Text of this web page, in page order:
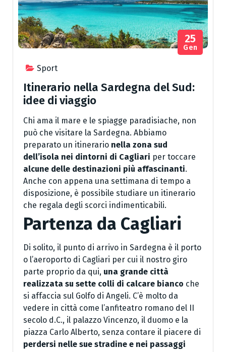
Sport
25
Gen
Itinerario nella Sardegna del Sud:
idee di viaggio
Chi ama il mare e le spiagge paradisiache, non
può che visitare la Sardegna. Abbiamo
preparato un itinerario nella zona sud
dell’isola nei dintorni di Cagliari per toccare
alcune delle destinazioni più affascinanti.
Anche con appena una settimana di tempo a
disposizione, è possibile studiare un itinerario
che regala degli scorci indimenticabili.
Partenza da Cagliari
Di solito, il punto di arrivo in Sardegna è il porto
o l’aeroporto di Cagliari per cui il nostro giro
parte proprio da qui, una grande città
realizzata su sette colli di calcare bianco che
si affaccia sul Golfo di Angeli. C’è molto da
vedere in città come l’anfiteatro romano del II
secolo d.C., il palazzo Vincenzo, il duomo e la
piazza Carlo Alberto, senza contare il piacere di
perdersi nelle sue stradine e nei passaggi